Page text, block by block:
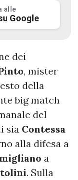
alle
Google
dei
, mister
della
big match
del
sia Contessa
alla difesa a
a
. Sulla